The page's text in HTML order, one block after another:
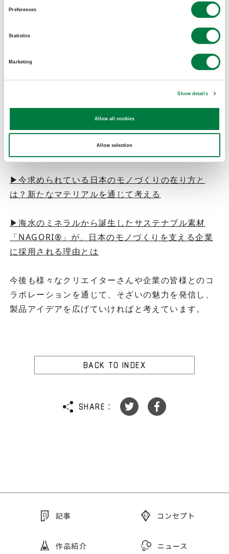
Preferences
Statistics
Marketing
Show details
Allow all cookies
Allow selection
また、「@DIME」「PR TIMES」にも掲載されまし
たので、併せてご覧ください。
▶『ラムダッシュ パームイン』と1000回落として
も割れない食器『ARAS』、日本発のものづくりと開
発の裏側。～イノベーティブ・プラスチック
▶今求められている日本のモノづくりの在り方と
は？新たなマテリアルを通じて考える
▶海水のミネラルから誕生したサステナブル素材
「NAGORI®」が、日本のモノづくりを支える企業
に採用される理由とは
今後も様々なクリエイターさんや企業の皆様とのコ
ラボレーションを通じて、そざいの魅力を発信し、
製品アイデアを広げていければと考えています。
BACK TO INDEX
SHARE :
記事 コンセプト
作品紹介 ニュース